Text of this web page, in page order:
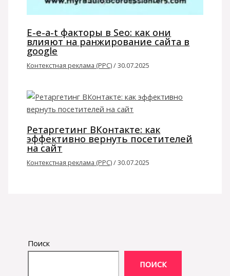
E-e-a-t факторы в Seo: как они
влияют на ранжирование сайта в
google
Контекстная реклама (PPC)/30.07.2025
Ретаргетинг ВКонтакте: как
эффективно вернуть посетителей
на сайт
Контекстная реклама (PPC)/30.07.2025
Поиск
ПОИСК